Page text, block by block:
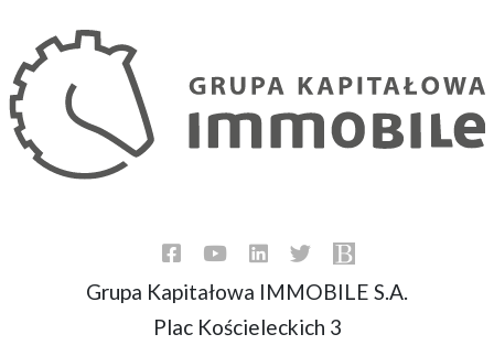
Grupa Kapitałowa IMMOBILE S.A.
Plac Kościeleckich 3